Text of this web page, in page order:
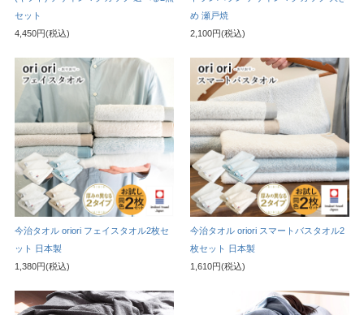
セット
4,450円(税込)
め 瀬戸焼
2,100円(税込)
今治タオル oriori フェイスタオル2枚セ
ット 日本製
1,380円(税込)
今治タオル oriori スマートバスタオル2
枚セット 日本製
1,610円(税込)